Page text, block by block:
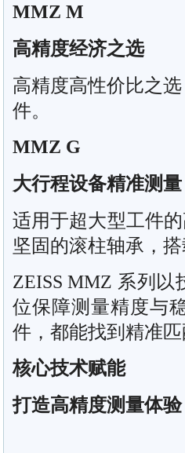
MMZ M
高精度经济之选
高精度高性价比之
件。
MMZ G
大行程设备精准测量
适用于超大型工件
坚固的滚柱轴承，
ZEISS MMZ 系列
位保障测量精度与
件，都能找到精准匹
核心技术赋能
打造高精度测量体验